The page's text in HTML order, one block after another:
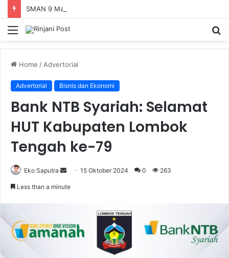
Menu
Home / Advertorial
Advertorial Bisnis dan Ekonomi
Bank NTB Syariah: Selamat
HUT Kabupaten Lombok
Tengah ke-79
Eko Saputra
Send15 Oktober 2024 0 263
Less than a minute